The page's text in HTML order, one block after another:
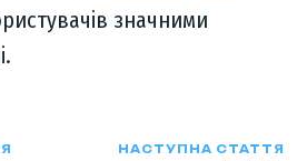
значними
НАСТУПНА СТАТТЯ